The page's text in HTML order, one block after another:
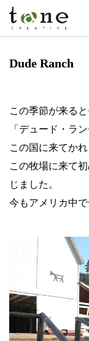
Dude Ranch
この季節が来る
「デュード・ラ
この国に来てか
この牧場に来て
じました。
今もアメリカ中で